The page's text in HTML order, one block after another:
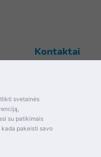
ir
Kontaktai
svetainės
su patikimais
kada pakeisti savo